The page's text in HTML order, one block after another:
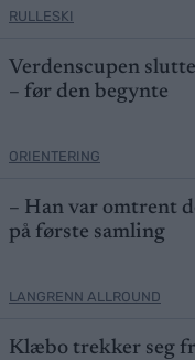
RULLESKI
Verdenscupen
– før den begynte
ORIENTERING
– Han var omtrent
på første samling
LANGRENN ALLROUND
Klæbo trekker seg